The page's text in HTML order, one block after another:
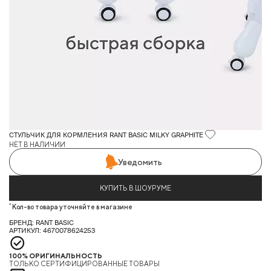
СТУЛЬЧИК ДЛЯ КОРМЛЕНИЯ RANT BASIC MILKY GRAPHITE
НЕТ В НАЛИЧИИ
Уведомить
КУПИТЬ В ШОУРУМЕ
* Кол-во товара уточняйте в магазине
БРЕНД: RANT BASIC
АРТИКУЛ: 4670078624253
100% ОРИГИНАЛЬНОСТЬ
ТОЛЬКО СЕРТИФИЦИРОВАННЫЕ ТОВАРЫ